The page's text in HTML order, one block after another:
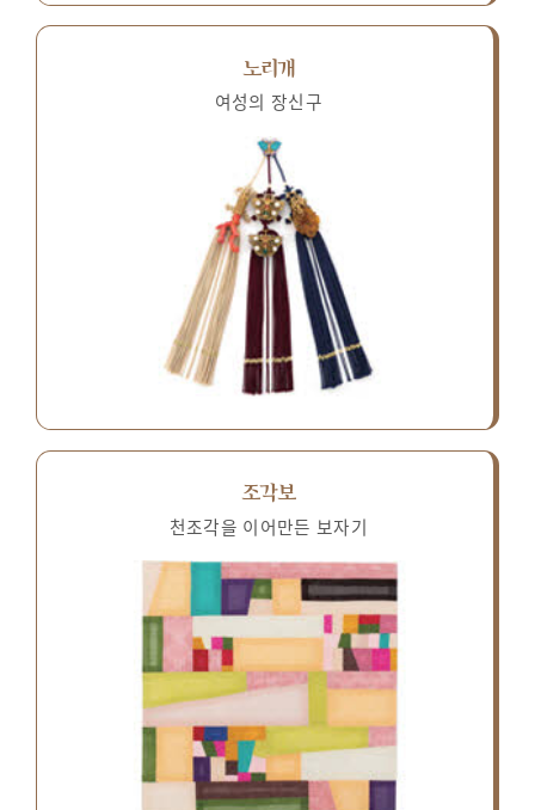
노리개
여성의 장신구
조각보
천조각을 이어만든 보자기